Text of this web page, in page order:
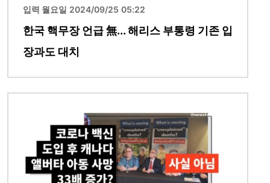
입력 월요일 2024/09/25 05:22
한국 핵무장 언급 無... 해리스 부통령 기존 입
장과도 대치